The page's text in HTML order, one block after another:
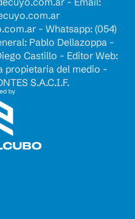
- Whatsapp: (054)
Pablo Dellazoppa -
Castillo - Editor Web:
propietaria del medio -
S.A.C.I.F.